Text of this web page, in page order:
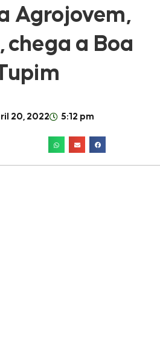
Agrojovem,
chega a Boa
20, 2022 5:12 pm